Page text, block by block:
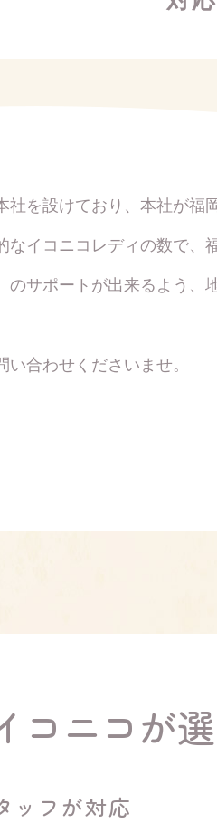
を設けており、本社が福
なイコニコレディの数で、
サポートが出来るよう、
合わせくださいませ。
コニコが
ッフが対応